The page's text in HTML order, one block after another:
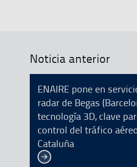
Noticia anterior
ENAIRE pone en
radar de Begas
tecnología 3D, clave
control del tráfico
Cataluña
Ver más